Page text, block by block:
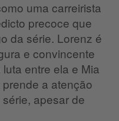
uma carreirista
precoce que
da série. Lorenz é
e convincente
entre ela e Mia
a atenção
apesar de